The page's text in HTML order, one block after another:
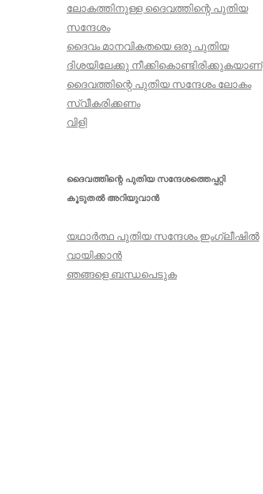
ലോകത്തിനുള്ള ദൈവത്തിന്റെ പുതിയ
സന്ദേശം
ദൈവം മാനവികതയെ ഒരു പുതിയ
ദിശയിലേക്കു നീക്കികൊണ്ടിരിക്കുകയാണ്
ദൈവത്തിന്റെ പുതിയ സന്ദേശം ലോകം
സ്വീകരിക്കണം
വിളി
ദൈവത്തിന്റെ പുതിയ സന്ദേശത്തെപ്പറ്റി
കൂടുതൽ അറിയുവാൻ
യഥാർത്ഥ പുതിയ സന്ദേശം ഇംഗ്ലീഷിൽ
വായിക്കാൻ
ഞങ്ങളെ ബന്ധപെടുക